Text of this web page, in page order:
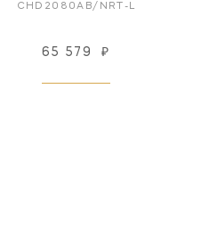
CHD2080AB/NRT-L
65 579 ₽